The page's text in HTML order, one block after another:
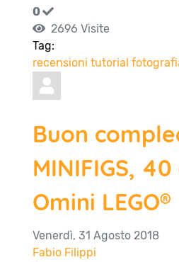
0
2696 Visite
Tag:
recensioni tutorial
Buon
MINIFIGS,
Omini LEGO®
Venerdì, 31 Agosto 2018
Fabio Filippi